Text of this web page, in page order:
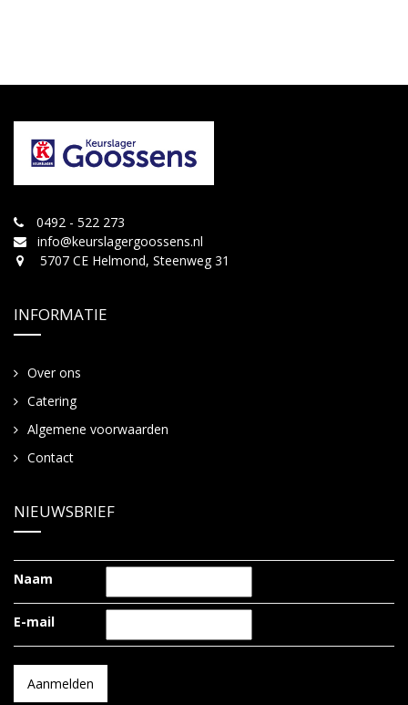
0492 - 522 273
info@keurslagergoossens.nl
5707 CE Helmond, Steenweg 31
INFORMATIE
Over ons
Catering
Algemene voorwaarden
Contact
NIEUWSBRIEF
Naam
E-mail